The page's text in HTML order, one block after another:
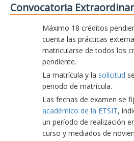
Convocatoria
Máximo 18 créditos
cuenta las prácticas
matricularse de todos los
pendiente.
La matrícula y la solicitud
periodo de matrícula.
Las fechas de examen se
académico de la ETSIT,
un período de realización
curso y mediados de